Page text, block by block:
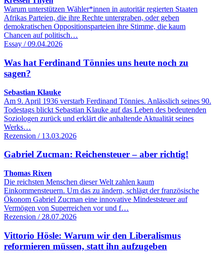
Warum unterstützen Wähler*innen in autoritär regierten Staaten
Afrikas Parteien, die ihre Rechte untergraben, oder geben
demokratischen Oppositionsparteien ihre Stimme, die kaum
Chancen auf politisch…
Essay / 09.04.2026
Was hat Ferdinand Tönnies uns heute noch zu
sagen?
Sebastian Klauke
Am 9. April 1936 verstarb Ferdinand Tönnies. Anlässlich seines 90.
Todestags blickt Sebastian Klauke auf das Leben des bedeutenden
Soziologen zurück und erklärt die anhaltende Aktualität seines
Werks…
Rezension / 13.03.2026
Gabriel Zucman: Reichensteuer – aber richtig!
Thomas Rixen
Die reichsten Menschen dieser Welt zahlen kaum
Einkommensteuern. Um das zu ändern, schlägt der französische
Ökonom Gabriel Zucman eine innovative Mindeststeuer auf
Vermögen von Superreichen vor und f…
Rezension / 28.07.2026
Vittorio Hösle: Warum wir den Liberalismus
reformieren müssen, statt ihn aufzugeben